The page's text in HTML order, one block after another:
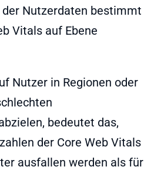
Nutzerdaten bestimmt
Vitals auf Ebene
Nutzer in Regionen oder
bedeutet das,
der Core Web Vitals
ausfallen werden als für